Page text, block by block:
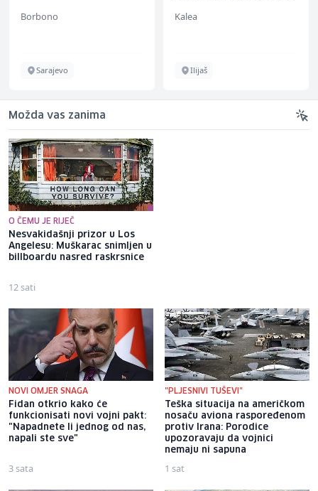
Borbono
Sarajevo
Kalea
Ilijaš
Možda vas zanima
O ČEMU JE RIJEČ
Nesvakidašnji prizor u Los
Angelesu: Muškarac snimljen u
billboardu nasred raskrsnice
12 sati
NOVI OMJER SNAGA
Fidan otkrio kako će
funkcionisati novi vojni pakt:
"Napadnete li jednog od nas,
napali ste sve"
3 sata
"PLJESNIVI TUŠEVI"
Teška situacija na američkom
nosaču aviona raspoređenom
protiv Irana: Porodice
upozoravaju da vojnici
nemaju ni sapuna
1 sat